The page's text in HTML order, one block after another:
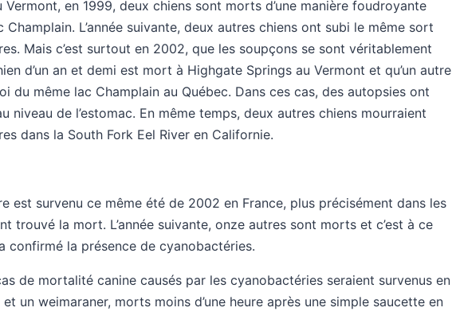
en 1999, deux chiens sont morts d’une manière foudroyante
Champlain. L’année suivante, deux autres chiens ont subi le même sort
Mais c’est surtout en 2002, que les soupçons se sont véritablement
d’un an et demi est mort à Highgate Springs au Vermont et qu’un autre
du même lac Champlain au Québec. Dans ces cas, des autopsies ont
niveau de l’estomac. En même temps, deux autres chiens mourraient
dans la South Fork Eel River en Californie.
est survenu ce même été de 2002 en France, plus précisément dans les
trouvé la mort. L’année suivante, onze autres sont morts et c’est à ce
confirmé la présence de cyanobactéries.
de mortalité canine causés par les cyanobactéries seraient survenus en
un weimaraner, morts moins d’une heure après une simple saucette en